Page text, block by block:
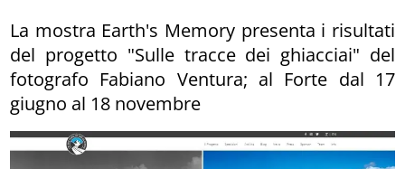
La mostra Earth's Memory presenta i risultati
del progetto "Sulle tracce dei ghiacciai" del
fotografo Fabiano Ventura; al Forte dal 17
giugno al 18 novembre